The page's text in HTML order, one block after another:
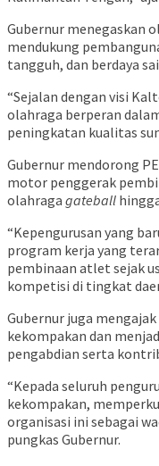
Gubernur menegaskan
mendukung
tangguh, dan berdaya
“Sejalan dengan visi
olahraga berperan
peningkatan kualitas
Gubernur mendorong
motor penggerak
olahraga gateball
“Kepengurusan yang
program kerja yang
pembinaan atlet sejak
kompetisi di tingkat
Gubernur juga
kekompakan dan
pengabdian serta
“Kepada seluruh
kekompakan,
organisasi ini sebagai
pungkas Gubernur.